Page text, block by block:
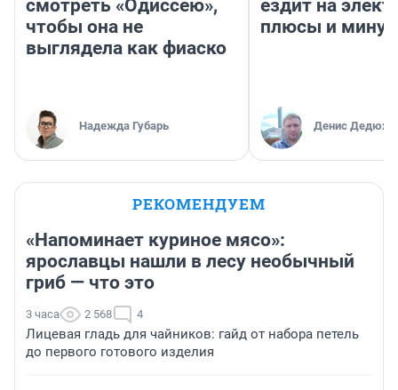
смотреть «Одиссею»,
чтобы она не
выглядела как фиаско
Надежда Губарь
ездит на
плюсы и
Денис
РЕКОМЕНДУЕМ
«Напоминает куриное мясо»:
ярославцы нашли в лесу необычный
гриб — что это
3 часа 2 568 4
Лицевая гладь для чайников: гайд от набора петель
до первого готового изделия